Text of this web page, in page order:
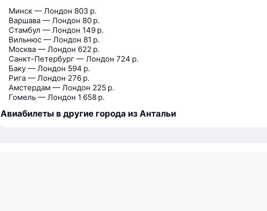
Минск — Лондон 803 р.
Варшава — Лондон 80 р.
Стамбул — Лондон 149 р.
Вильнюс — Лондон 81 р.
Москва — Лондон 622 р.
Санкт-Петербург — Лондон 724 р.
Баку — Лондон 594 р.
Рига — Лондон 276 р.
Амстердам — Лондон 225 р.
Гомель — Лондон 1 658 р.
Авиабилеты в другие города из Антальи